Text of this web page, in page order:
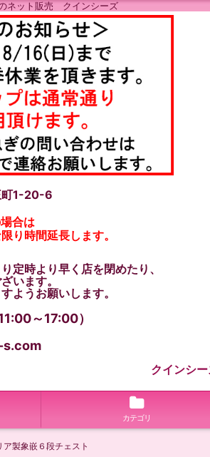
ネット販売 クインシーズ
町1-20-6
合は
り時間延長します。
定時より早く店を閉めたり、
います。
ようお願いします。
～17:00）
s.com
クインシ
カテゴリ
ア製象嵌６段チェスト